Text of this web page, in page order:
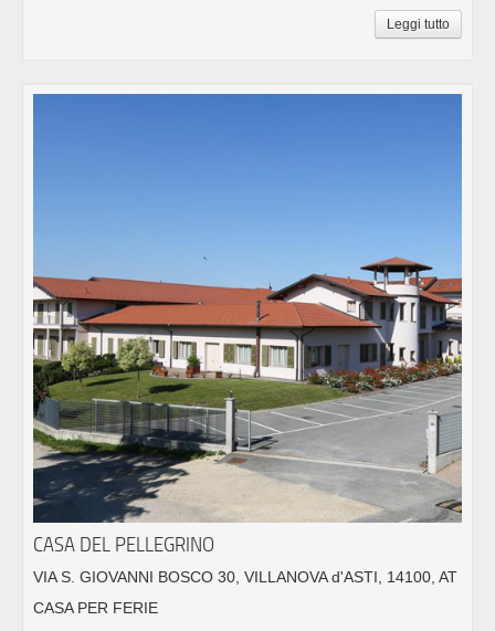
Leggi tutto
CASA DEL PELLEGRINO
VIA S. GIOVANNI BOSCO 30, VILLANOVA d'ASTI, 14100, AT
CASA PER FERIE